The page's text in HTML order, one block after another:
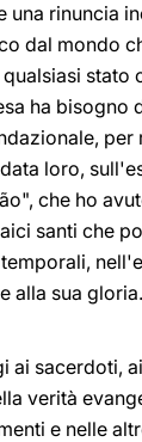
una rinuncia
dal mondo
ha bisogno
loro,
che ho
santi che
alla sua
ai sacerdoti,
verità
e nelle